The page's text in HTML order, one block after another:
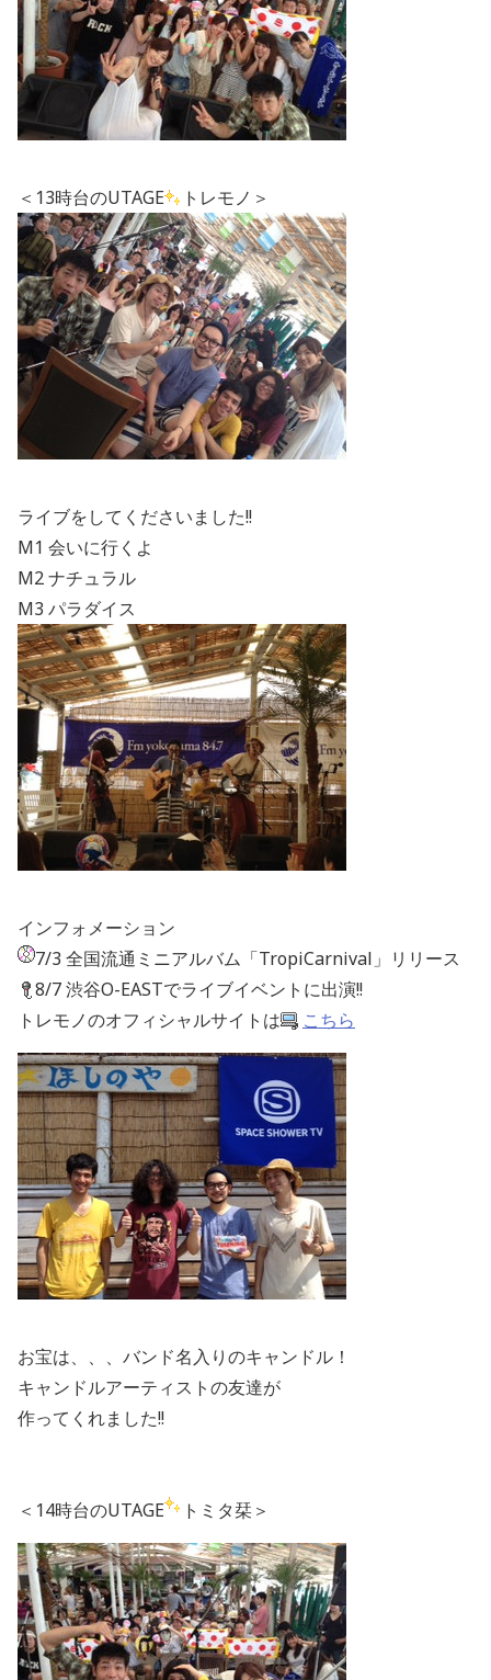
＜13時台のUTAGE トレモノ＞
ライブをしてくださいました!!
M1 会いに行くよ
M2 ナチュラル
M3 パラダイス
インフォメーション
7/3 全国流通ミニアルバム「TropiCarnival」リリース
8/7 渋谷O-EASTでライブイベントに出演!!
トレモノのオフィシャルサイトは
こちら
お宝は、、、バンド名入りのキャンドル！
キャンドルアーティストの友達が
作ってくれました!!
＜14時台のUTAGE トミタ栞＞